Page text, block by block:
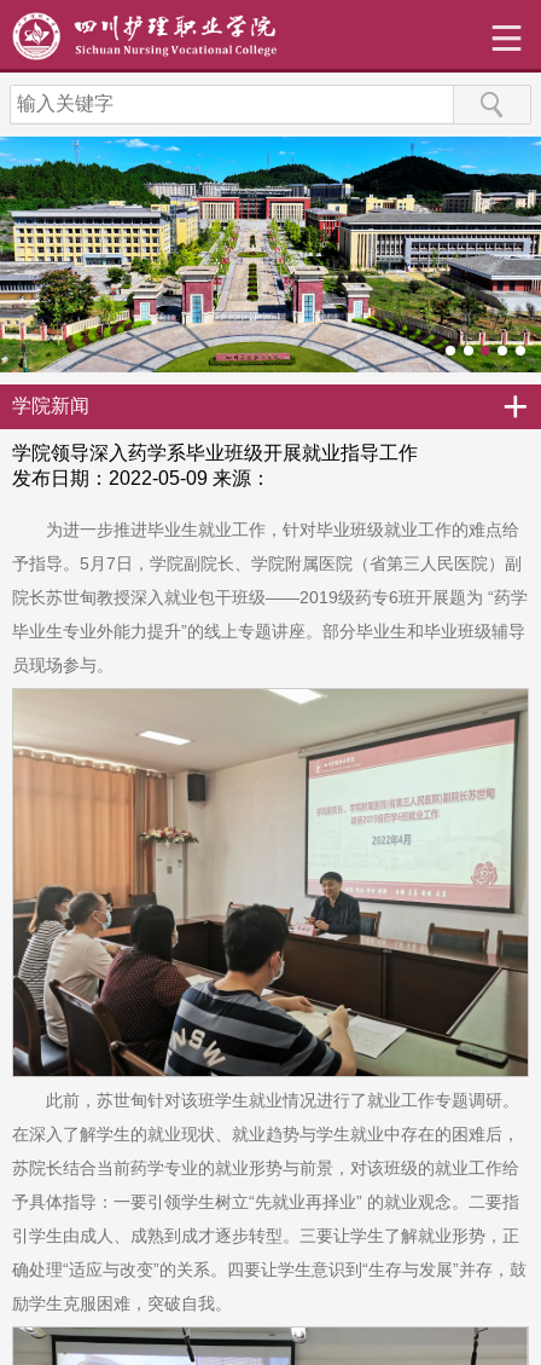
学院新闻 +
学院领导深入药学系毕业班级开展就业指导工作
发布日期：2022-05-09 来源：
为进一步推进毕业生就业工作，针对毕业班级就业工作的难点给
予指导。5月7日，学院副院长、学院附属医院（省第三人民医院）副
院长苏世甸教授深入就业包干班级——2019级药专6班开展题为 “药学
毕业生专业外能力提升”的线上专题讲座。部分毕业生和毕业班级辅导
员现场参与。
此前，苏世甸针对该班学生就业情况进行了就业工作专题调研。
在深入了解学生的就业现状、就业趋势与学生就业中存在的困难后，
苏院长结合当前药学专业的就业形势与前景，对该班级的就业工作给
予具体指导：一要引领学生树立“先就业再择业” 的就业观念。二要指
引学生由成人、成熟到成才逐步转型。三要让学生了解就业形势，正
确处理“适应与改变”的关系。四要让学生意识到“生存与发展”并存，鼓
励学生克服困难，突破自我。